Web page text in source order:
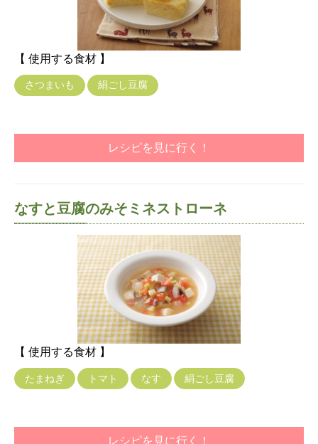
【 使用する食材 】
さつまいも 絹ごし豆腐
レシピを見に行く！
なすと豆腐のみそミネストローネ
【 使用する食材 】
たまねぎ トマト なす 絹ごし豆腐
レシピを見に行く！